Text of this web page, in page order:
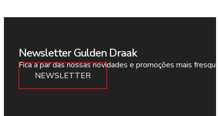
Newsletter Gulden Draak
Fica a par das nossas novidades e promoções mais
NEWSLETTER